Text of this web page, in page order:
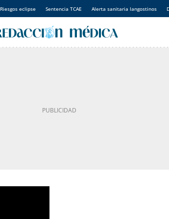
Riesgos eclipse Sentencia TCAE Alerta sanitaria langostinos